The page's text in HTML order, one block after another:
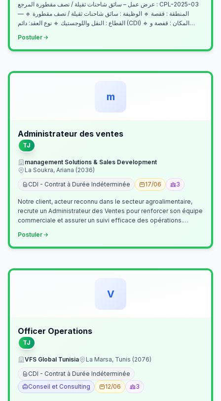
عرض عمل – سائق شاحنات ثقيلة / نصف مقطورة المرجع : CPL-2025-03
— المنطقة : قفصة 🔹 الوظيفة : سائق شاحنات ثقيلة / نصف مقطورة 🔹
القطاع : النقل واللوجستيك 🔹 نوع العقد: دائم (CDI) 🔹 المكان : قفصة و…
Postuler
m
Administrateur des ventes
TJ
management Solutions & Sales Development
La Soukra, Ariana (2036)
CDI - Contrat à Durée Indéterminée
17/06 3
Notre client, acteur reconnu dans le secteur agroalimentaire,
recrute un Administrateur des Ventes pour renforcer son équipe
commerciale et assurer un suivi efficace des opérations.
Postuler
V
Officer Operations
TJ
VFS Global Tunisia
La Marsa, Tunis (2076)
CDI - Contrat à Durée Indéterminée
Conseil et Consulting
12/06 3